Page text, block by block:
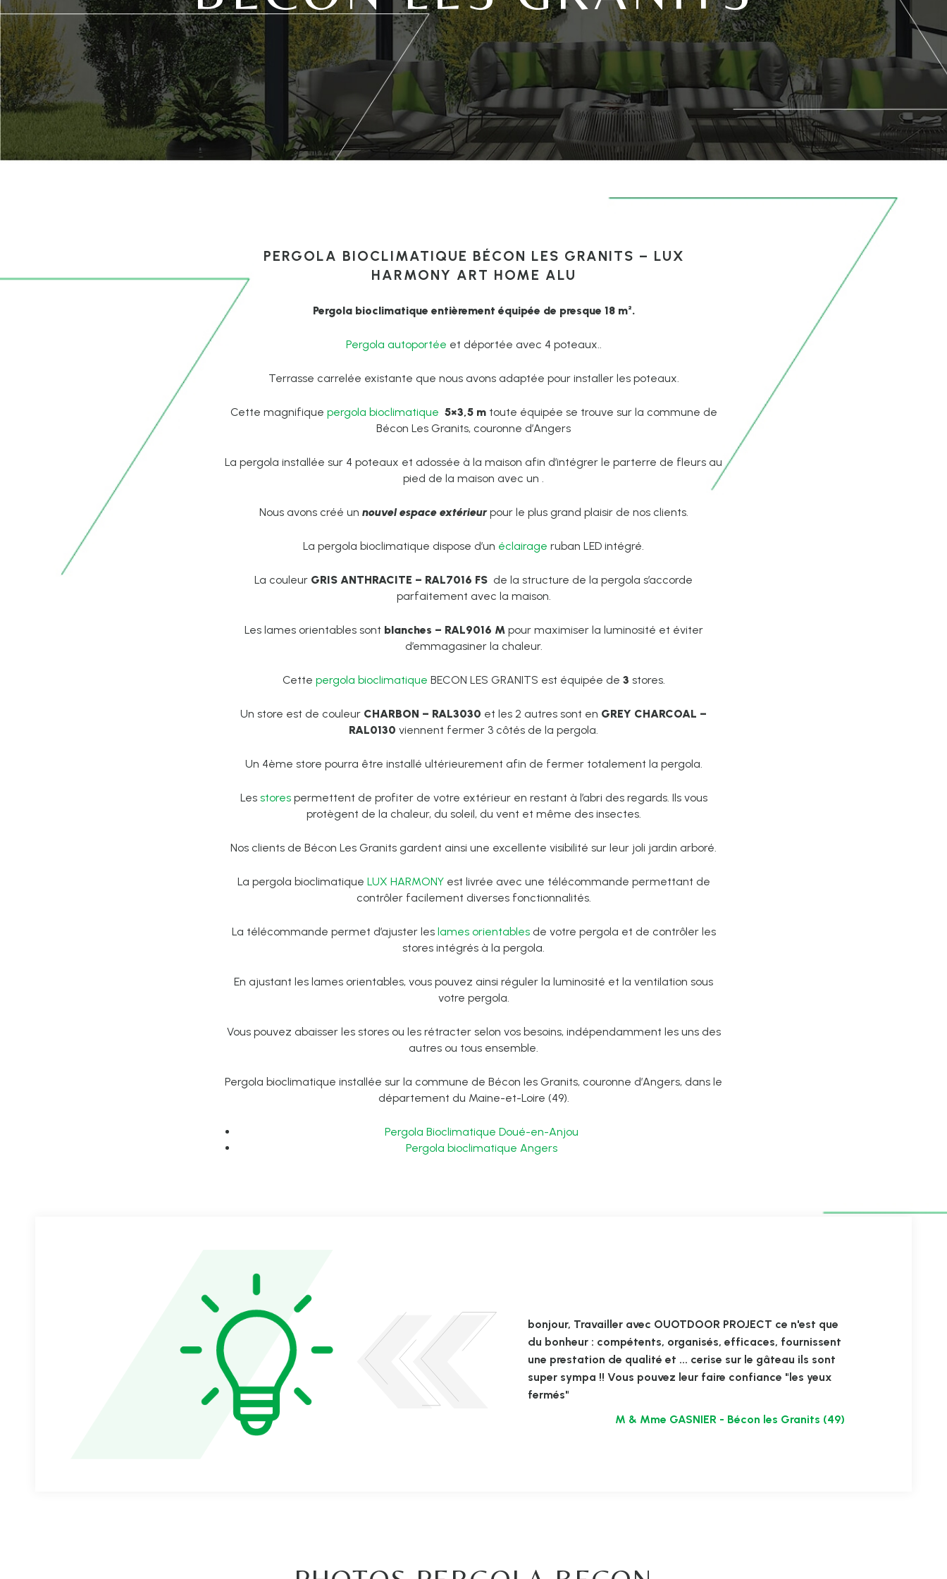
PERGOLA BIOCLIMATIQUE BÉCON LES GRANITS – LUX
HARMONY ART HOME ALU
Pergola bioclimatique entièrement équipée de presque 18 m².
Pergola autoportée et déportée avec 4 poteaux..
Terrasse carrelée existante que nous avons adaptée pour installer les poteaux.
Cette magnifique pergola bioclimatique 5×3,5 mtoute équipée se trouve sur la commune de
Bécon Les Granits, couronne d’Angers
La pergola installée sur 4 poteaux et adossée à la maison afin d’intégrer le parterre de fleurs au
pied de la maison avec un .
Nous avons créé un nouvel espace extérieurpour le plus grand plaisir de nos clients.
La pergola bioclimatique dispose d’un éclairage ruban LED intégré.
La couleur GRIS ANTHRACITE – RAL7016 FS de la structure de la pergola s’accorde
parfaitement avec la maison.
Les lames orientables sont blanches – RAL9016 Mpour maximiser la luminosité et éviter
d’emmagasiner la chaleur.
Cette pergola bioclimatique BECON LES GRANITS est équipée de 3 stores.
Un store est de couleur CHARBON – RAL3030 et les 2 autres sont en GREY CHARCOAL –
RAL0130 viennent fermer 3 côtés de la pergola.
Un 4ème store pourra être installé ultérieurement afin de fermer totalement la pergola.
Les storespermettent de profiter de votre extérieur en restant à l’abri des regards. Ils vous
protègent de la chaleur, du soleil, du vent et même des insectes.
Nos clients de Bécon Les Granits gardent ainsi une excellente visibilité sur leur joli jardin arboré.
La pergola bioclimatique LUX HARMONYest livrée avec une télécommande permettant de
contrôler facilement diverses fonctionnalités.
La télécommande permet d’ajuster les lames orientablesde votre pergola et de contrôler les
stores intégrés à la pergola.
En ajustant les lames orientables, vous pouvez ainsi réguler la luminosité et la ventilation sous
votre pergola.
Vous pouvez abaisser les stores ou les rétracter selon vos besoins, indépendamment les uns des
autres ou tous ensemble.
Pergola bioclimatique installée sur la commune de Bécon les Granits, couronne d’Angers, dans le
département du Maine-et-Loire (49).
Pergola Bioclimatique Doué-en-Anjou
Pergola bioclimatique Angers
bonjour, Travailler avec OUOTDOOR PROJECT ce n'est que
du bonheur : compétents, organisés, efficaces, fournissent
une prestation de qualité et ... cerise sur le gâteau ils sont
super sympa !! Vous pouvez leur faire confiance "les yeux
fermés"
M & Mme GASNIER - Bécon les Granits (49)